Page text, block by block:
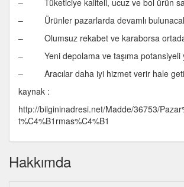
– Tüketiciye kaliteli, ucuz ve bol ürün
– Ürünler pazarlarda devamlı
– Olumsuz rekabet ve karaborsa ortadan
– Yeni depolama ve taşıma potansiyeli
– Aracılar daha iyi hizmet verir hale
kaynak :
http://bilgininadresi.net/Madde/36753/
t%C4%B1rmas%C4%B1
Hakkımda